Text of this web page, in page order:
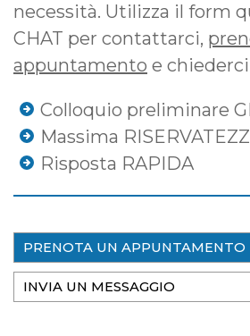
necessità. Utilizza il form
CHAT per contattarci,
appuntamento e
Colloquio preliminare
Massima
Risposta RAPIDA
PRENOTA UN APPUNTAMENTO
INVIA UN MESSAGGIO